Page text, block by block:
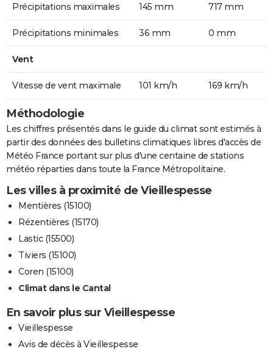
Précipitations maximales 145 mm 717 mm
Précipitations minimales 36 mm 0 mm
Vent
Vitesse de vent maximale 101 km/h 169 km/h
Méthodologie
Les chiffres présentés dans le guide du climat sont estimés à
partir des données des bulletins climatiques libres d'accès de
Météo France portant sur plus d'une centaine de stations
météo réparties dans toute la France Métropolitaine.
Les villes à proximité de Vieillespesse
Mentières (15100)
Rézentières (15170)
Lastic (15500)
Tiviers (15100)
Coren (15100)
Climat dans le Cantal
En savoir plus sur Vieillespesse
Vieillespesse
Avis de décès à Vieillespesse